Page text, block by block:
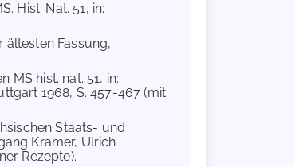
Hist. Nat. 51, in:
ältesten Fassung,
MS hist. nat. 51, in:
1968, S. 457-467 (mit
Staats- und
Kramer, Ulrich
Rezepte).